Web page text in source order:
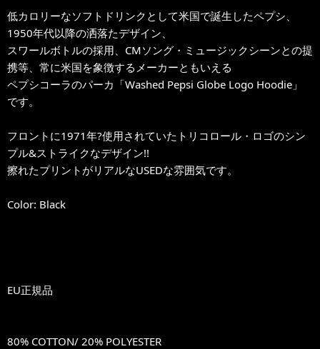
低カロリーなソフトドリンクとして米国で誕生したペプシ、
1950年代以降の洒落たデザイン、
スワールボトルの採用、CMソング・ミュージックシーンとの提
携等、常に米国を象徴するメーカーともいえる
ペプシコーラのパーカ「Washed Pepsi Globe Logo Hoodie」
です。
フロントに1971年?使用されていたトリコロール・ロゴのシン
プル&ストライクなデザイン!!
擦れたプリントがリアルなUSEDな雰囲気です。
Color: Black
EU正規品
80% COTTON/ 20% POLYESTER